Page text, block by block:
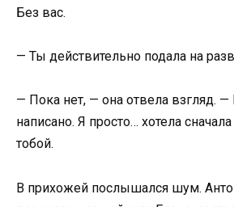
Без вас.
— Ты действительно подала на
— Пока нет, — она отвела взгляд.
написано. Я просто… хотела
тобой.
В прихожей послышался шум.